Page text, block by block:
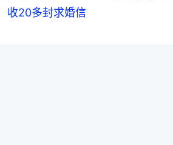
收20多封求婚信